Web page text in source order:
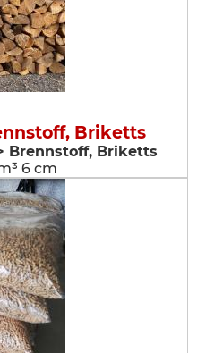
Briketts
Brennstoff, Briketts
6 cm